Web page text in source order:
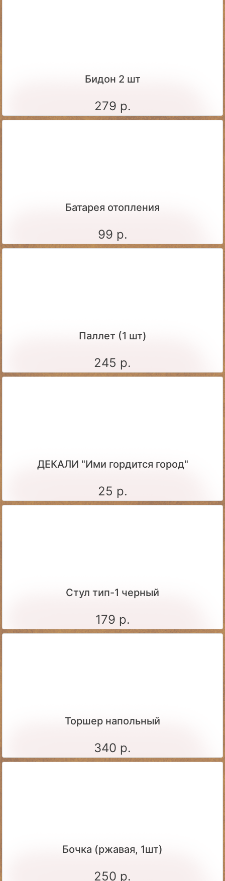
Бидон 2 шт
279 р.
Батарея отопления
99 р.
Паллет (1 шт)
245 р.
ДЕКАЛИ "Ими гордится город"
25 р.
Стул тип-1 черный
179 р.
Торшер напольный
340 р.
Бочка (ржавая, 1шт)
250 р.